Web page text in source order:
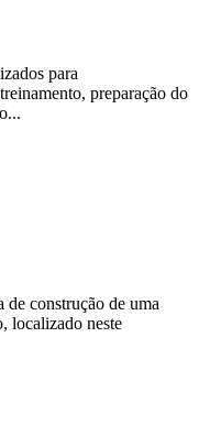
para
preparação do
de construção de uma
localizado neste